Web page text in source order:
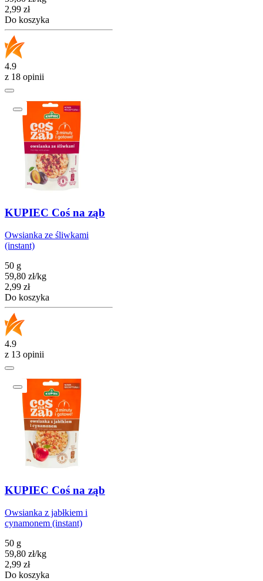
Cena
2,99 zł
Do koszyka
4.9
z 18 opinii
KUPIEC Coś na ząb
Owsianka ze śliwkami
(instant)
50 g
59,80 zł/kg
Cena
2,99 zł
Do koszyka
4.9
z 13 opinii
KUPIEC Coś na ząb
Owsianka z jabłkiem i
cynamonem (instant)
50 g
59,80 zł/kg
Cena
2,99 zł
Do koszyka